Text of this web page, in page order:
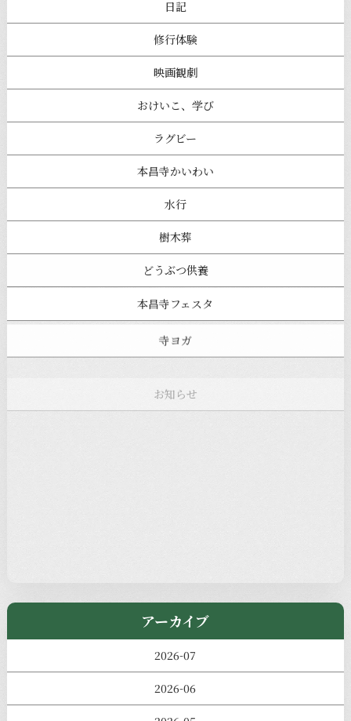
日記
修行体験
映画観劇
おけいこ、学び
ラグビー
本昌寺かいわい
水行
樹木葬
どうぶつ供養
本昌寺フェスタ
寺ヨガ
注目の記事
アーカイブ
2026-07
2026-06